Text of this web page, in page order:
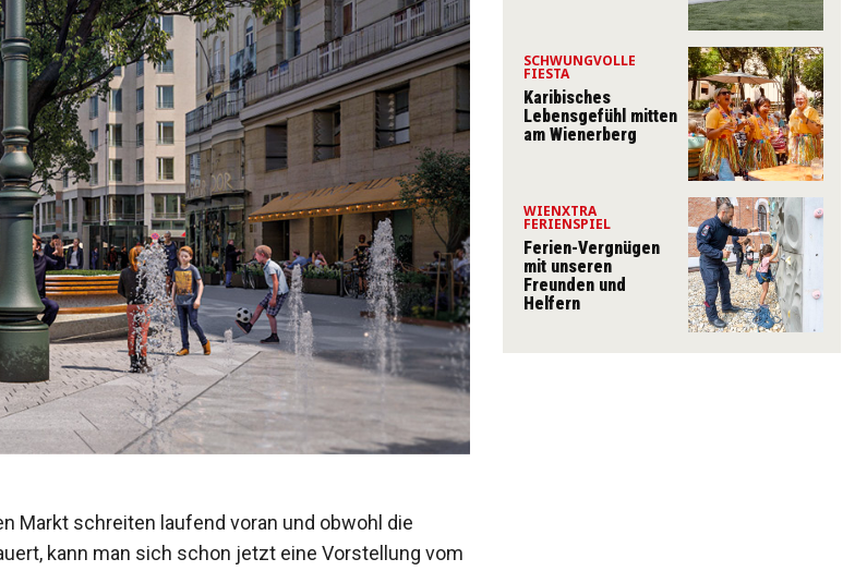
Markt schreiten laufend voran und obwohl die
kann man sich schon jetzt eine Vorstellung vom
SCHWUNGVOLLE
FIESTA
Karibisches
Lebensgefühl mitten
am Wienerberg
WIENXTRA
FERIENSPIEL
Ferien-Vergnügen
mit unseren
Freunden und
Helfern